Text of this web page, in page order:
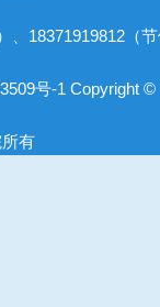
、18371919812（
号-1 Copyright ©
有